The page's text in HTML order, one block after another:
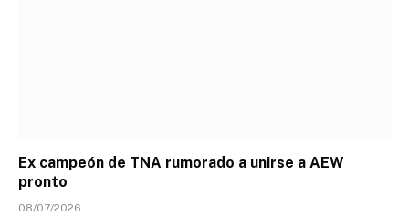
Ex campeón de TNA rumorado a unirse a AEW
pronto
08/07/2026